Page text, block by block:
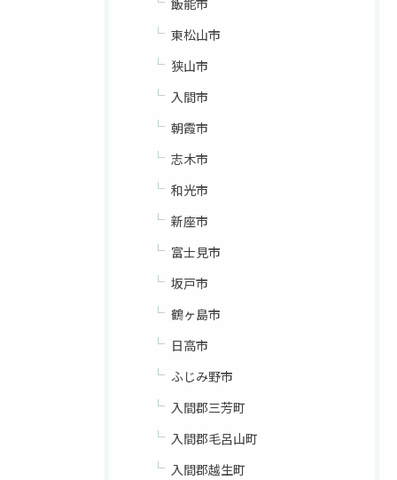
飯能市
東松山市
狭山市
入間市
朝霞市
志木市
和光市
新座市
富士見市
坂戸市
鶴ヶ島市
日高市
ふじみ野市
入間郡三芳町
入間郡毛呂山町
入間郡越生町